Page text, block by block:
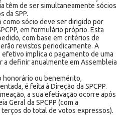
têm de ser simultaneamente sócios
da SPP.
como sócio deve ser dirigido por
em formulário próprio. Esta
com base em critérios de
revistos periodicamente. A
implica o pagamento de uma
a definir anualmente em Assembleia
honorário ou benemérito,
é feita à Direção da SPCPP.
a sua efetivação ocorre após
Geral da SPCPP (com a
do total de votos expressos).